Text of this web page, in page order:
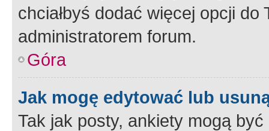
chciałbyś dodać więcej opcji
administratorem forum.
Góra
Jak mogę edytować lub
Tak jak posty, ankiety mogą